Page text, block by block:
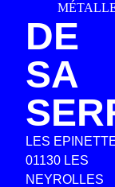
DE
SA
LES
01130 LES
NEYROLLES